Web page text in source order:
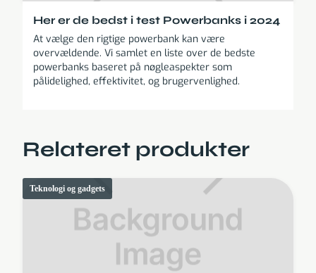
Her er de bedst i test Powerbanks i 2024
At vælge den rigtige powerbank kan være
overvældende. Vi samlet en liste over de bedste
powerbanks baseret på nøgleaspekter som
pålidelighed, effektivitet, og brugervenlighed.
Relateret produkter
Teknologi og gadgets